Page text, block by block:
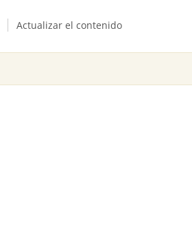
Actualizar el contenido